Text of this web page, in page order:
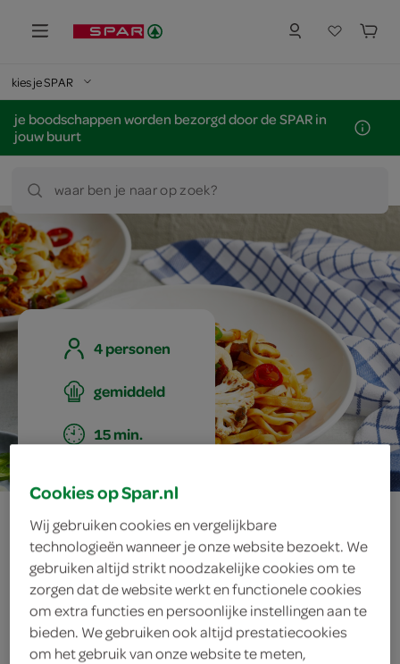
kies je SPAR
je boodschappen worden bezorgd door de SPAR in
jouw buurt
waar ben je naar op zoek?
4 personen
gemiddeld
15 min.
geroerbakte
bloemkool met
cashewnoten
Cookies op Spar.nl
Wij gebruiken cookies en vergelijkbare
technologieën wanneer je onze website bezoekt. We
gebruiken altijd strikt noodzakelijke cookies om te
zorgen dat de website werkt en functionele cookies
om extra functies en persoonlijke instellingen aan te
bieden. We gebruiken ook altijd prestatiecookies
om het gebruik van onze website te meten,